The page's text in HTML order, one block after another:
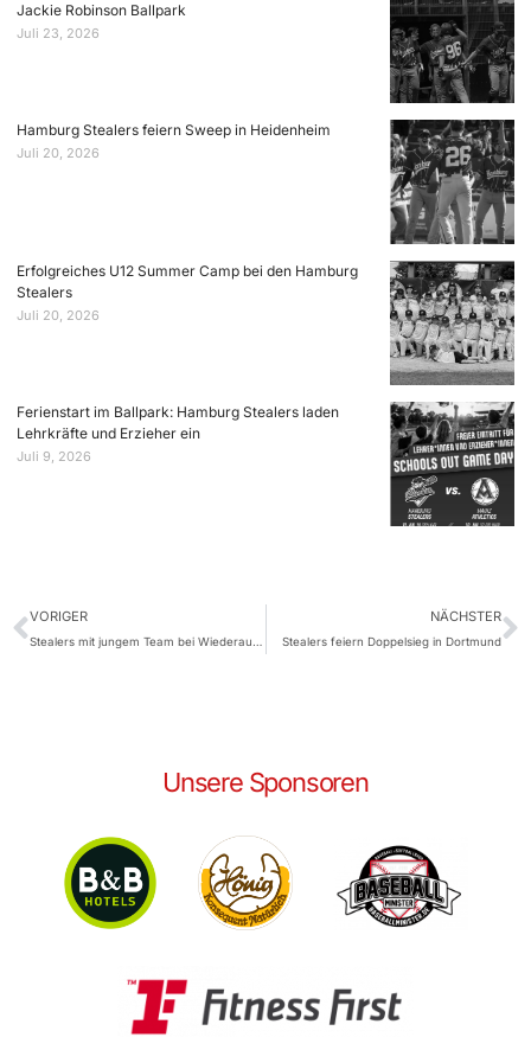
Jackie Robinson Ballpark
Juli 23, 2026
Hamburg Stealers feiern Sweep in Heidenheim
Juli 20, 2026
Erfolgreiches U12 Summer Camp bei den Hamburg
Stealers
Juli 20, 2026
Ferienstart im Ballpark: Hamburg Stealers laden
Lehrkräfte und Erzieher ein
Juli 9, 2026
VORIGER NÄCHSTER
Stealers feiern Doppelsieg in Dortmund
Unsere Sponsoren